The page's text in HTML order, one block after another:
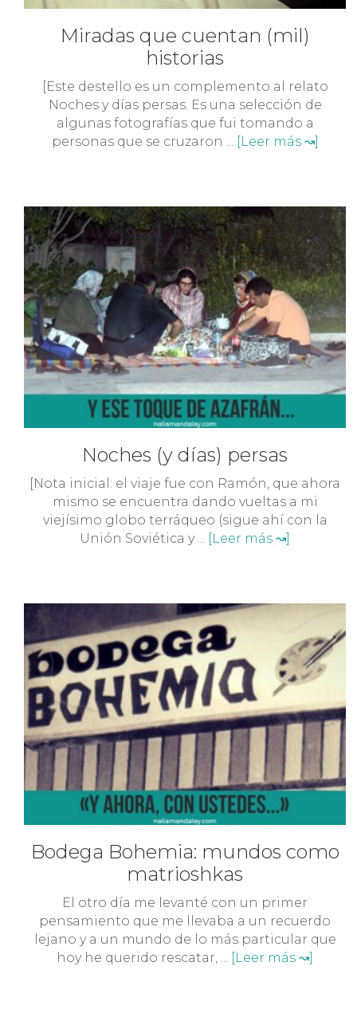
Miradas que cuentan (mil)
historias
[Este destello es un complemento al relato
Noches y días persas. Es una selección de
algunas fotografías que fui tomando a
personas que se cruzaron ...
[Leer más ↝]
Noches (y días) persas
[Nota inicial: el viaje fue con Ramón, que ahora
mismo se encuentra dando vueltas a mi
viejísimo globo terráqueo (sigue ahí con la
Unión Soviética y ...
[Leer más ↝]
Bodega Bohemia: mundos como
matrioshkas
El otro día me levanté con un primer
pensamiento que me llevaba a un recuerdo
lejano y a un mundo de lo más particular que
hoy he querido rescatar, ...
[Leer más ↝]